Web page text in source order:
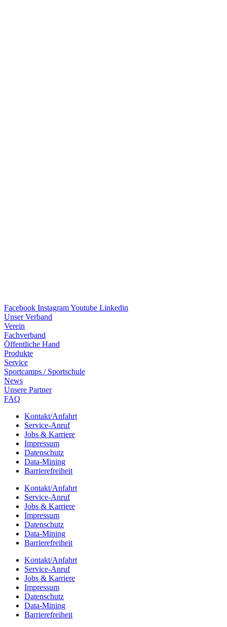
Facebook InstagramYoutube Linkedin
Unser Verband
Verein
Fach­ver­band
Öffent­li­che Hand
Produkte
Service
Sport­camps / Sportschule
News
Unsere Part­ner
FAQ
Kontakt/​​Anfahrt
Service-Anruf
Jobs & Karriere
Impres­sum
Daten­schutz
Data-Mining
Barrie­re­frei­heit
Kontakt/​​Anfahrt
Service-Anruf
Jobs & Karriere
Impres­sum
Daten­schutz
Data-Mining
Barrie­re­frei­heit
Kontakt/​​Anfahrt
Service-Anruf
Jobs & Karriere
Impres­sum
Daten­schutz
Data-Mining
Barrie­re­frei­heit